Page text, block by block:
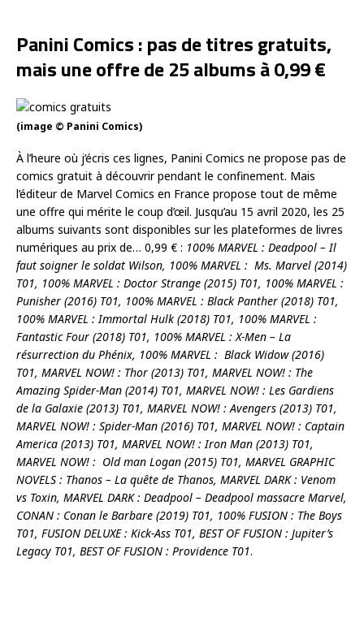
Panini Comics : pas de titres gratuits,
mais une offre de 25 albums à 0,99 €
(image © Panini Comics)
À l’heure où j’écris ces lignes, Panini Comics ne propose pas de
comics gratuit à découvrir pendant le confinement. Mais
l’éditeur de Marvel Comics en France propose tout de même
une offre qui mérite le coup d’œil. Jusqu’au 15 avril 2020, les 25
albums suivants sont disponibles sur les plateformes de livres
numériques au prix de… 0,99 € : 100% MARVEL : Deadpool – Il
faut soigner le soldat Wilson, 100% MARVEL : Ms. Marvel (2014)
T01, 100% MARVEL : Doctor Strange (2015) T01, 100% MARVEL :
Punisher (2016) T01, 100% MARVEL : Black Panther (2018) T01,
100% MARVEL : Immortal Hulk (2018) T01, 100% MARVEL :
Fantastic Four (2018) T01, 100% MARVEL : X-Men – La
résurrection du Phénix, 100% MARVEL : Black Widow (2016)
T01, MARVEL NOW! : Thor (2013) T01, MARVEL NOW! : The
Amazing Spider-Man (2014) T01, MARVEL NOW! : Les Gardiens
de la Galaxie (2013) T01, MARVEL NOW! : Avengers (2013) T01,
MARVEL NOW! : Spider-Man (2016) T01, MARVEL NOW! : Captain
America (2013) T01, MARVEL NOW! : Iron Man (2013) T01,
MARVEL NOW! : Old man Logan (2015) T01, MARVEL GRAPHIC
NOVELS : Thanos – La quête de Thanos, MARVEL DARK : Venom
vs Toxin, MARVEL DARK : Deadpool – Deadpool massacre Marvel,
CONAN : Conan le Barbare (2019) T01, 100% FUSION : The Boys
T01, FUSION DELUXE : Kick-Ass T01, BEST OF FUSION : Jupiter’s
Legacy T01, BEST OF FUSION : Providence T01.